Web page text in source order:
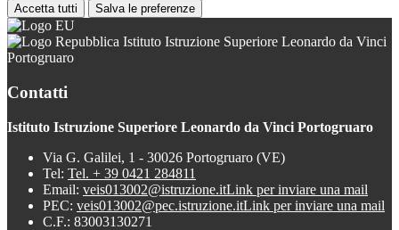
Accetta tutti Salva le preferenze
Istituto Istruzione Superiore Leonardo da Vinci
Portogruaro
Contatti
Istituto Istruzione Superiore Leonardo da Vinci Portogruaro
Via G. Galilei, 1 - 30026 Portogruaro (VE)
Tel: Tel. + 39 0421 284811
Email: veis013002@istruzione.itLink per inviare una mail
PEC: veis013002@pec.istruzione.itLink per inviare una mail
C.F.: 83003130271